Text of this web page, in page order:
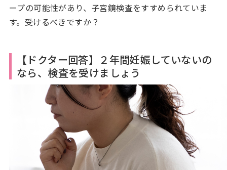
ープの可能性があり、子宮鏡検査をすすめられていま
す。受けるべきですか？
【ドクター回答】２年間妊娠していないの
なら、検査を受けましょう